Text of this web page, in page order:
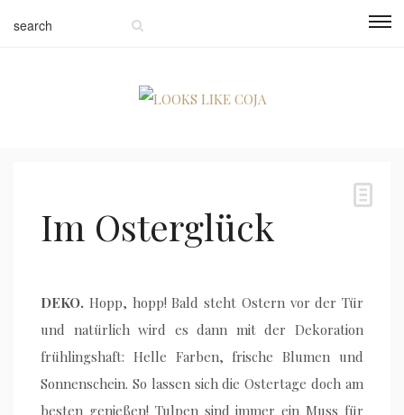
Im Osterglück
DEKO. Hopp, hopp! Bald steht Ostern vor der Tür
und natürlich wird es dann mit der Dekoration
frühlingshaft: Helle Farben, frische Blumen und
Sonnenschein. So lassen sich die Ostertage doch am
besten genießen! Tulpen sind immer ein Muss für